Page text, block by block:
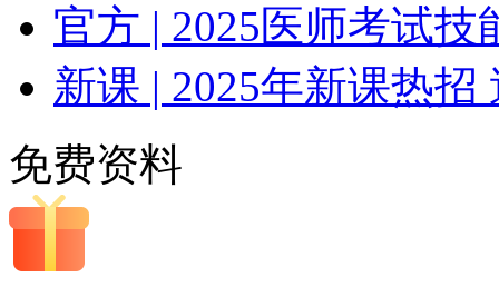
官方 | 2025医师考试
新课 | 2025年新课热招
免费资料